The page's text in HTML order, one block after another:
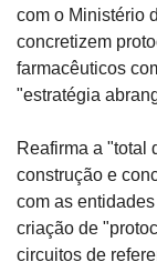
com o Ministério
concretizem
farmacêuticos
"estratégia
Reafirma a "total
construção e
com as
criação de
circuitos de